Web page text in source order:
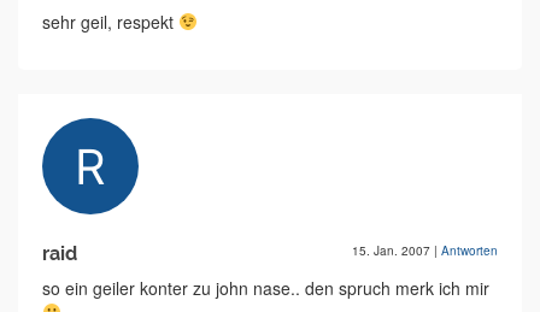
sehr geil, respekt
raid 15. Jan. 2007 | Antworten
so ein geiler konter zu john nase.. den spruch merk ich mir